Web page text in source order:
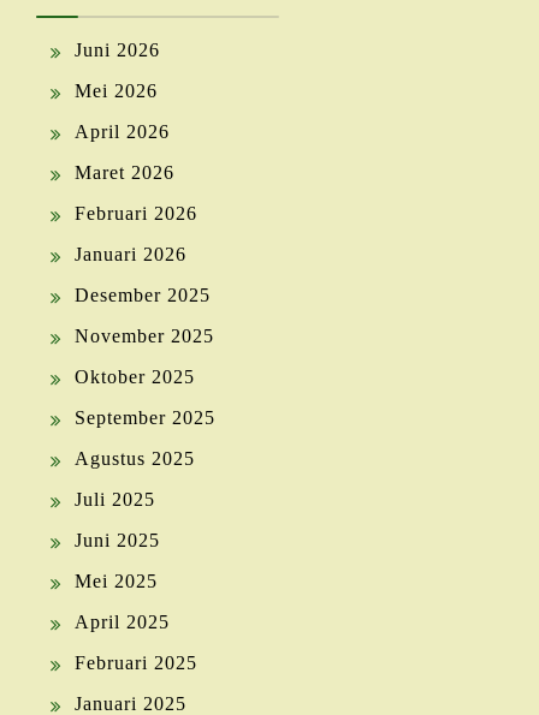
Juni 2026
Mei 2026
April 2026
Maret 2026
Februari 2026
Januari 2026
Desember 2025
November 2025
Oktober 2025
September 2025
Agustus 2025
Juli 2025
Juni 2025
Mei 2025
April 2025
Februari 2025
Januari 2025